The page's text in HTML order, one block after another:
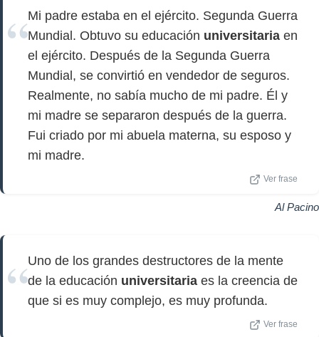
Mi padre estaba en el ejército. Segunda Guerra
Mundial. Obtuvo su educación universitaria en
el ejército. Después de la Segunda Guerra
Mundial, se convirtió en vendedor de seguros.
Realmente, no sabía mucho de mi padre. Él y
mi madre se separaron después de la guerra.
Fui criado por mi abuela materna, su esposo y
mi madre.
Ver frase
Al Pacino
Uno de los grandes destructores de la mente
de la educación universitaria es la creencia de
que si es muy complejo, es muy profunda.
Ver frase